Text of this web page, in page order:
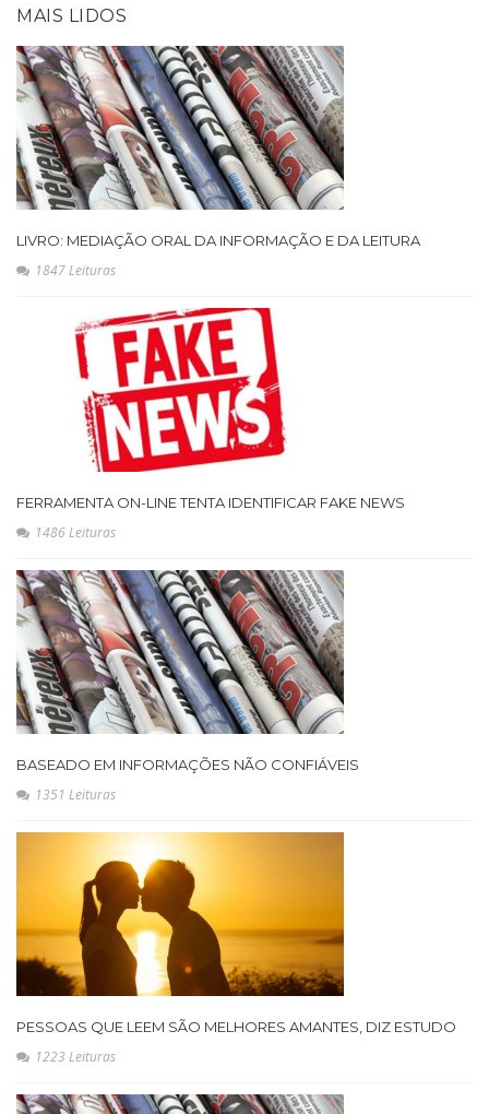
MAIS LIDOS
LIVRO: MEDIAÇÃO ORAL DA INFORMAÇÃO E DA LEITURA
1847 Leituras
FERRAMENTA ON-LINE TENTA IDENTIFICAR FAKE NEWS
1486 Leituras
BASEADO EM INFORMAÇÕES NÃO CONFIÁVEIS
1351 Leituras
PESSOAS QUE LEEM SÃO MELHORES AMANTES, DIZ ESTUDO
1223 Leituras